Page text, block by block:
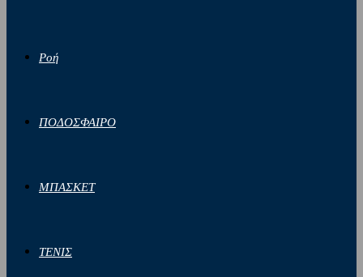
Ροή
ΠΟΔΟΣΦΑΙΡΟ
ΜΠΑΣΚΕΤ
ΤΕΝΙΣ